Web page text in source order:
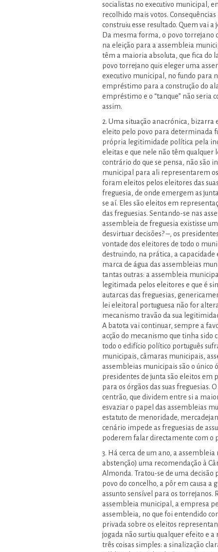
socialistas no executivo municipal,
recolhido mais votos.
construiu esse resultado. Quem vai
Da mesma forma, o povo torrejano
na eleição para a assembleia
têm a maioria absoluta, que fica do
povo torrejano quis eleger uma
executivo municipal, no fundo para
empréstimo para a construção do
empréstimo e o “tanque” não seria
assim.
2. Uma situação anacrónica,
eleito pelo povo para determinada
própria legitimidade política pela
eleitas e que nele não têm qualquer
contrário do que se pensa, não são
municipal para ali representarem os
foram eleitos pelos eleitores das
freguesia, de onde emergem as
se aí. Eles são eleitos em
das freguesias. Sentando-se nas
assembleia de freguesia existisse
desvirtuar decisões? –, os
vontade dos eleitores de todo o
destruindo, na prática, a
marca de água das assembleias
tantas outras: a assembleia
legitimada pelos eleitores e que é
autarcas das freguesias,
lei eleitoral portuguesa não for
mecanismo travão da sua
A batota vai continuar, sempre a
acção do mecanismo que tinha
todo o edifício político português
municipais, câmaras municipais,
assembleias municipais são o único
presidentes de junta são eleitos em
para os órgãos das suas freguesias.
centrão, que dividem entre si a
esvaziar o papel das assembleias
estatuto de menoridade,
cenário impede as freguesias de
poderem falar directamente com o
3. Há cerca de um ano, a
abstenção) uma recomendação à
Almonda. Tratou-se de uma
povo do concelho, a pôr em causa a
assunto sensível para os torrejanos.
assembleia municipal, a empresa
assembleia, no que foi entendido
privada sobre os eleitos
jogada não surtiu qualquer efeito e
três coisas simples: a sinalização